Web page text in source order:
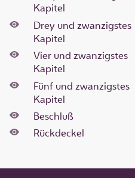
Kapitel
Drey und zwanzigstes
Kapitel
Vier und zwanzigstes
Kapitel
Fünf und zwanzigstes
Kapitel
Beschluß
Rückdeckel